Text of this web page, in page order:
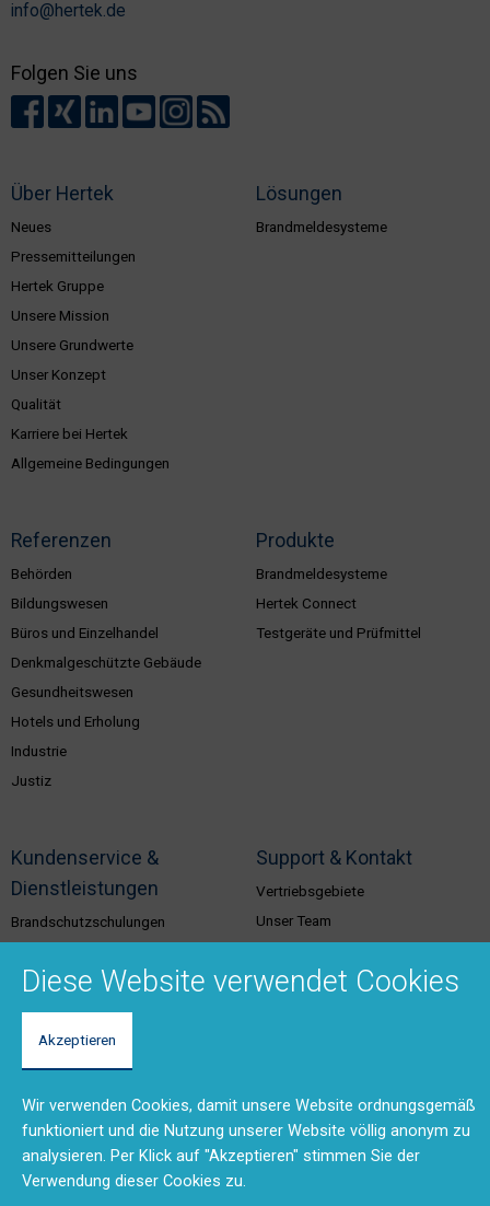
Über Hertek
Neues
Pressemitteilungen
Hertek Gruppe
Unsere Mission
Unsere Grundwerte
Unser Konzept
Qualität
Karriere bei Hertek
Allgemeine Bedingungen
Lösungen
Brandmeldesysteme
Referenzen
Behörden
Bildungswesen
Büros und Einzelhandel
Denkmalgeschützte Gebäude
Gesundheitswesen
Hotels und Erholung
Industrie
Justiz
Produkte
Brandmeldesysteme
Hertek Connect
Testgeräte und Prüfmittel
Kundenservice &
Dienstleistungen
Brandschutzschulungen
BMA-Konzept
Ausschreibungstexte
Produktdokumentation (DMS)
Support & Kontakt
Vertriebsgebiete
Unser Team
(RMA)
info@hertek.de
Folgen Sie uns
Disclaimer Impressum Datenschutzerklärung
Diese Website verwendet Cookies
Akzeptieren
Wir verwenden Cookies, damit unsere Website ordnungsgemäß
funktioniert und die Nutzung unserer Website völlig anonym zu
analysieren. Per Klick auf "Akzeptieren" stimmen Sie der
Verwendung dieser Cookies zu.